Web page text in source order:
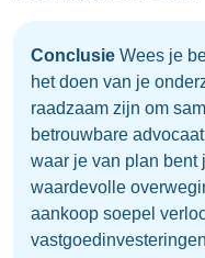
Conclusie Wees je
het doen van je
raadzaam zijn om
betrouwbare
waar je van plan bent
waardevolle
aankoop soepel